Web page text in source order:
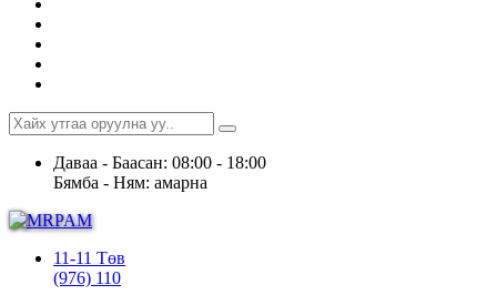
Даваа - Баасан: 08:00 - 18:00
Бямба - Ням: амарна
11-11 Төв
(976) 110